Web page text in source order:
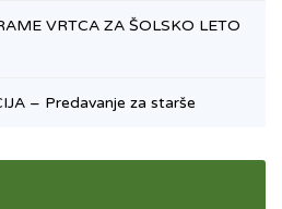
VRTCA ZA ŠOLSKO LETO
– Predavanje za starše